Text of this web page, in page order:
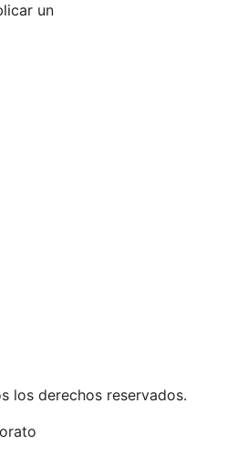
un
los derechos reservados.